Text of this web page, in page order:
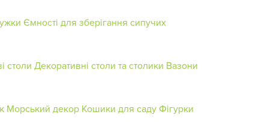
Ємності для зберігання сипучих
столи Декоративні столи та столики Вазони
Морський декор Кошики для садуФігурки